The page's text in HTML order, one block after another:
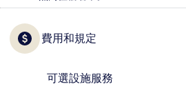
費用和規定
可選設施服務